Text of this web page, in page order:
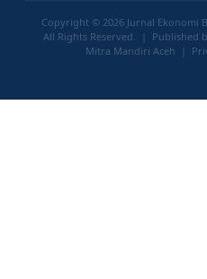
Copyright © 2026 Jurnal Ekonomi
All Rights Reserved. | Published
Mitra Mandiri Aceh |